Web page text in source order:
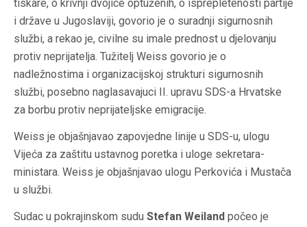
tiskare, o krivnji dvojice optuženih, o isprepletenosti partije
i države u Jugoslaviji, govorio je o suradnji sigurnosnih
službi, a rekao je, civilne su imale prednost u djelovanju
protiv neprijatelja. Tužitelj Weiss govorio je o
nadležnostima i organizacijskoj strukturi sigurnosnih
službi, posebno naglasavajuci II. upravu SDS-a Hrvatske
za borbu protiv neprijateljske emigracije.
Weiss je objašnjavao zapovjedne linije u SDS-u, ulogu
Vijeća za zaštitu ustavnog poretka i uloge sekretara-
ministara. Weiss je objašnjavao ulogu Perkovića i Mustača
u službi.
Sudac u pokrajinskom sudu Stefan Weiland počeo je